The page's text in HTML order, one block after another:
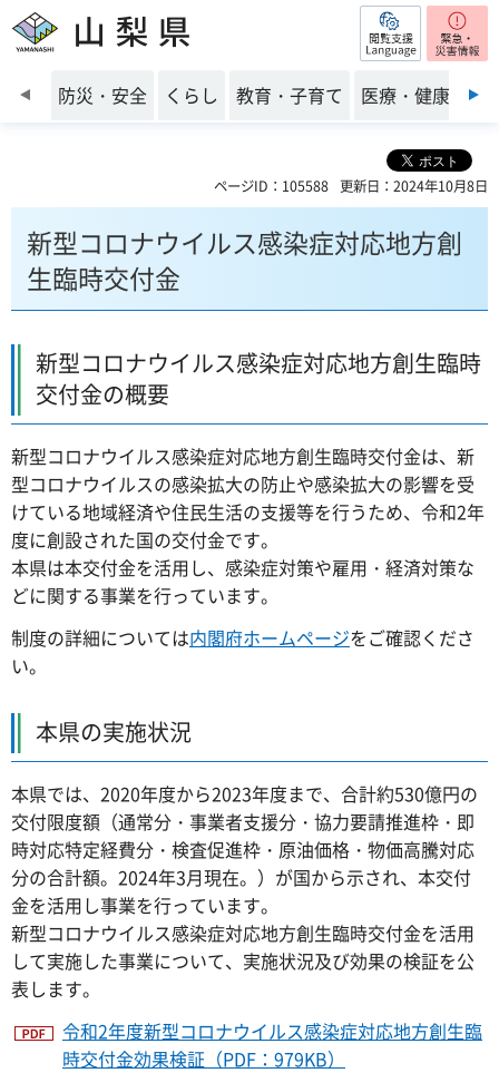
山梨県 閲覧支援
前のスライドを表示
防災・安全 くらし 教育・子育て 医療・健康・福
ページID：105588 更新日：2024年10月8日
新型コロナウイルス感染症対応地方創
生臨時交付金
新型コロナウイルス感染症対応地方創生臨時
交付金の概要
新型コロナウイルス感染症対応地方創生臨時交付金は、新
型コロナウイルスの感染拡大の防止や感染拡大の影響を受
けている地域経済や住民生活の支援等を行うため、令和2年
度に創設された国の交付金です。
本県は本交付金を活用し、感染症対策や雇用・経済対策な
どに関する事業を行っています。
制度の詳細については内閣府ホームページをご確認くださ
い。
本県の実施状況
本県では、2020年度から2023年度まで、合計約530億円の
交付限度額（通常分・事業者支援分・協力要請推進枠・即
時対応特定経費分・検査促進枠・原油価格・物価高騰対応
分の合計額。2024年3月現在。）が国から示され、本交付
金を活用し事業を行っています。
新型コロナウイルス感染症対応地方創生臨時交付金を活用
して実施した事業について、実施状況及び効果の検証を公
表します。
令和2年度新型コロナウイルス感染症対応地方創生臨
時交付金効果検証（PDF：979KB）